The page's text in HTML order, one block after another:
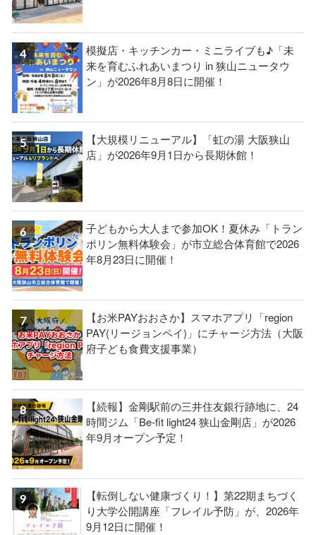
模擬店・キッチンカー・ミニライブも♪「未
来を育むふれあいまつり in 狭山ニュータウ
ン」が2026年8月8日に開催！
【大規模リニューアル】「虹の湯 大阪狭山
店」が2026年9月1日から長期休館！
子どもから大人まで参加OK！夏休み「トラン
ポリン無料体験会」が市立総合体育館で2026
年8月23日に開催！
【お米PAYおおさか】スマホアプリ「region
PAY(リージョンペイ)」にチャージ方法（大阪
府子ども食費支援事業）
【続報】金剛駅前の三井住友銀行跡地に、24
時間ジム「Be-fit light24 狭山金剛店」が2026
年9月オープン予定！
【転倒しない健康づくり！】第22期まちづく
り大学公開講座「フレイル予防」が、2026年
9月12日に開催！